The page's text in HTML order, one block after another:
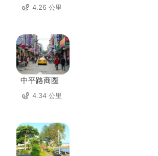
4.26 公里
中平路商圈
4.34 公里